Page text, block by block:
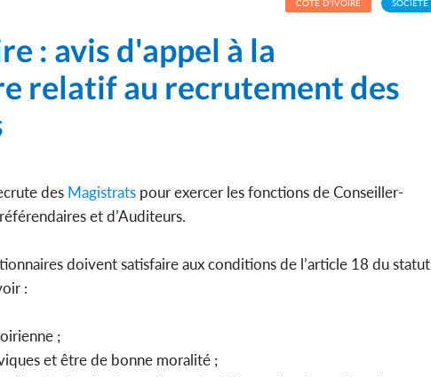
CÔTE D'IVOIRE SOCIÉTÉ
: avis d'appel à la
relatif au recrutement des
des Magistrats pour exercer les fonctions de Conseiller-
et d’Auditeurs.
doivent satisfaire aux conditions de l’article 18 du statut
:
;
et être de bonne moralité ;